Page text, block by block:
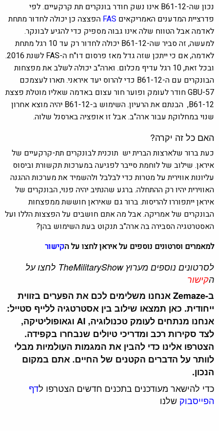
נכון שה-B61-12 אינו נשק חודר בונקרים תת קרקעיים. לפי
פדרציית המדענים האמריקאיםFASהפצצה כן יכולה לחדור מתחת
לאדמה אבל הטווח שלה אינו גבוה מספיק כדי להגיע לבונקר.
למעשה, זה סביר שה-B61-12 יכולה לחדור רק עד 10 רגל מתחת
לאדמה, אם כי ייתכן שזה גדל מאז פרסום דו"ח ה-FAS לשנת 2016.
ובכל זאת, 10 רגל עדיף מכלום. וארה"ב יכולה לשלב את מפצחות
הבונקרים עם ה-B61-12 כדי להרוס יעד איראני. תארו לעצמכם
GBU-57 חודר לעומק ופוער חור עצום באדמה שאליו מוטלת פצצת
B61-12, הבנתם את הרעיון. השימוש ב-B61-12 יהיה מוצא אחרון
שנוי במחלוקת עבור ארה"ב. אבל זו אופציה בארסנל שלוה.
האם כל זה יקרה?
כעת ברור שלארצות הברית יש תוכנית לבונקרים תת-קרקעיים של
איראן. שילוב של לוחמת סייבר לפגיעה במערכות תקשורת וביסוס
עליונות אווירית על מטרות כדי לבלבל ולהשמיד את מערכות ההגנה
האווירית יהיו רק ההתחלה. ברגע שהנתיב יהיה פנוי, הבונקרים של
איראן ייתפוררו להריסות. ברור גם שאיראן חוששת ממפצחות
הבונקרים של אמריקה. אבל מה אתם חושבים על הפצצות הללו ועל
האסטרטגיה הסבירה בה ארה"ב תנקוט בעת ​​השימוש בהן?
למאמרים וסרטונים נוספים על איראן לחצו על הקישור
לסרטונים נוספים מערוץ
TheMilitaryShow לחצו על
הקישור
ב-Zemaze אנחנו משלימים לכם את הפערים בזווית
ייחודית. כאן תמצאו שילוב בין אסטרטגיה ללייף סטייל:
אנחנו מנתחים לעומק טכנולוגיה, AI וגאופוליטיקה,
לצד סקירות רכב ומדריכי טיולים שנבחרו בקפידה.
הצטרפו אלינו כדי להבין את המגמות העולמיות מבלי
לוותר על הדברים הקטנים של החיים. אתם במקום
הנכון.
כדי להישאר מעודכנים בתכנים חדשים הצטרפו ל דף
הפייסבוקשלנו